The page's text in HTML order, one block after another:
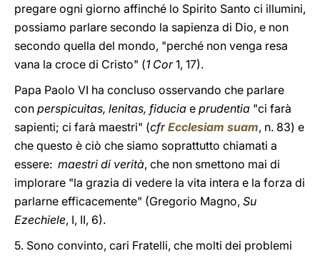
pregare ogni giorno affinché lo Spirito Santo ci illumini,
possiamo parlare secondo la sapienza di Dio, e non
secondo quella del mondo, "perché non venga resa
vana la croce di Cristo" (1 Cor1, 17).
Papa Paolo VI ha concluso osservando che parlare
con perspicuitas, lenitas, fiducia e prudentia "ci farà
sapienti; ci farà maestri" (cfrEcclesiam suam, n. 83) e
che questo è ciò che siamo soprattutto chiamati a
essere: maestri di verità, che non smettono mai di
implorare "la grazia di vedere la vita intera e la forza di
parlarne efficacemente" (Gregorio Magno, Su
Ezechiele, I, II, 6).
5. Sono convinto, cari Fratelli, che molti dei problemi